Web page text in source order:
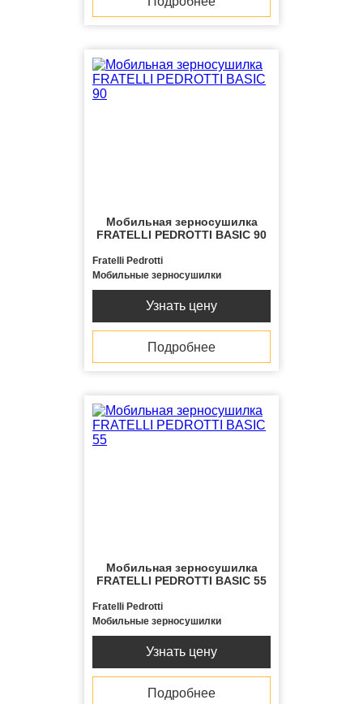
Мобильная зерносушилка
FRATELLI PЕDROTTI BASIC 90
Fratelli Pedrotti
Мобильные зерносушилки
Узнать цену
Подробнее
Мобильная зерносушилка
FRATELLI PЕDROTTI BASIC 55
Fratelli Pedrotti
Мобильные зерносушилки
Узнать цену
Подробнее